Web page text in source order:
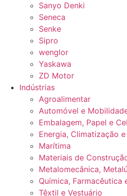
Sanyo Denki
Seneca
Senke
Sipro
wenglor
Yaskawa
ZD Motor
Indústrias
Agroalimentar
Automóvel e
Embalagem, Papel e
Energia, Climatização
Marítima
Materiais de
Metalomecânica,
Química, Farmacêutica
Têxtil e Vestuário